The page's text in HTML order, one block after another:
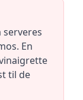
En
til de